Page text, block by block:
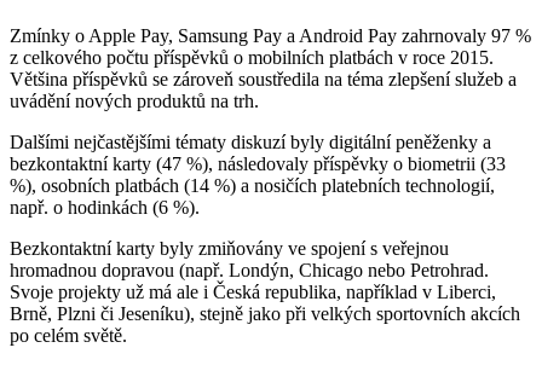
Zmínky o Apple Pay, Samsung Pay a Android Pay zahrnovaly 97 %
z celkového počtu příspěvků o mobilních platbách v roce 2015.
Většina příspěvků se zároveň soustředila na téma zlepšení služeb a
uvádění nových produktů na trh.
Dalšími nejčastějšími tématy diskuzí byly digitální peněženky a
bezkontaktní karty (47 %), následovaly příspěvky o biometrii (33
%), osobních platbách (14 %) a nosičích platebních technologií,
např. o hodinkách (6 %).
Bezkontaktní karty byly zmiňovány ve spojení s veřejnou
hromadnou dopravou (např. Londýn, Chicago nebo Petrohrad.
Svoje projekty už má ale i Česká republika, například v Liberci,
Brně, Plzni či Jeseníku), stejně jako při velkých sportovních akcích
po celém světě.